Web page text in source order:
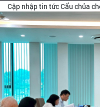
Cập nhập tin tức Cẩu chủa